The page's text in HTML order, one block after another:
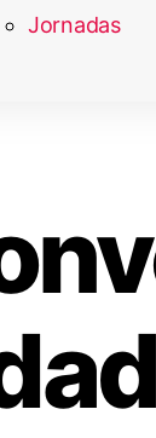
Jornadas